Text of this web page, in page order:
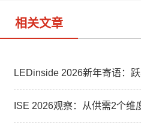
相关文章
LEDinside 2026新年寄语：
ISE 2026观察：从供需2个维